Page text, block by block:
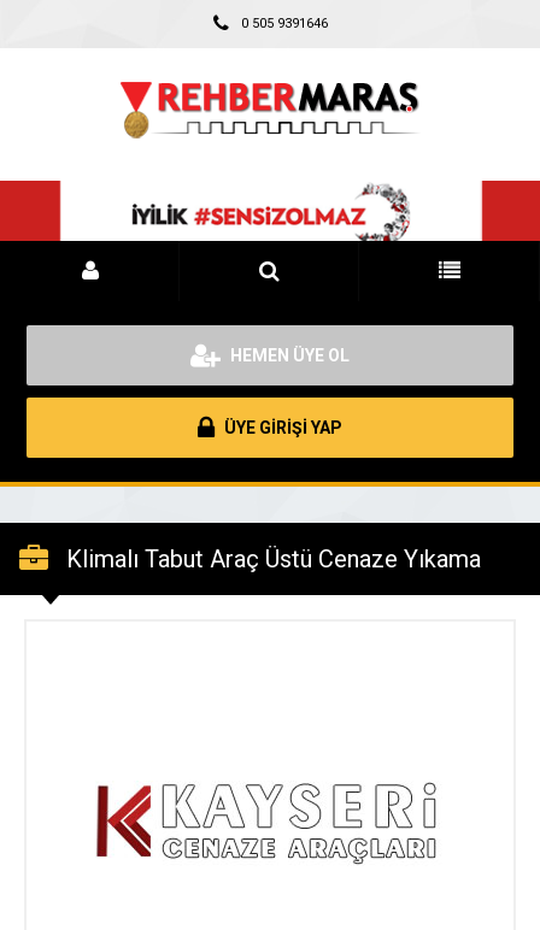
0 505 9391646
HEMEN ÜYE OL
ÜYE GİRİŞİ YAP
Klimalı Tabut Araç Üstü Cenaze Yıkama